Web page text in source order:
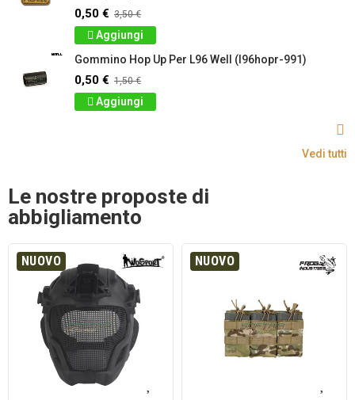
0,50 € 3,50 €
Aggiungi
Gommino Hop Up Per L96 Well (l96hopr-991)
0,50 € 1,50 €
Aggiungi
Vedi tutti
Le nostre proposte di
abbigliamento
NUOVO NUOVO